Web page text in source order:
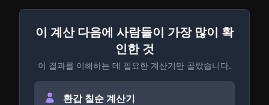
이 계산 다음에 사람들이 가장 많이 확
인한 것
이 결과를 이해하는 데 필요한 계산기만 골랐습니다.
환갑 칠순 계산기